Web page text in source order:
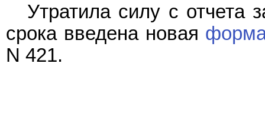
Утратила силу с отчета
срока введена новая
N 421.